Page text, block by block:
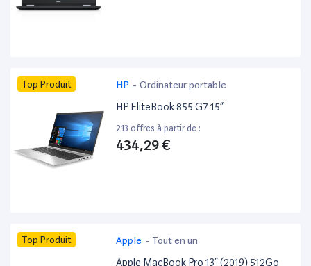
Top Produit HP - Ordinateur portable
HP EliteBook 855 G7 15”
213 offres à partir de :
434,29 €
Top Produit Apple - Tout en un
Apple MacBook Pro 13” (2019) 512Go